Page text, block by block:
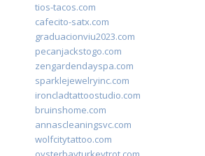
tios-tacos.com
cafecito-satx.com
graduacionviu2023.com
pecanjackstogo.com
zengardendayspa.com
sparklejewelryinc.com
ironcladtattoostudio.com
bruinshome.com
annascleaningsvc.com
wolfcitytattoo.com